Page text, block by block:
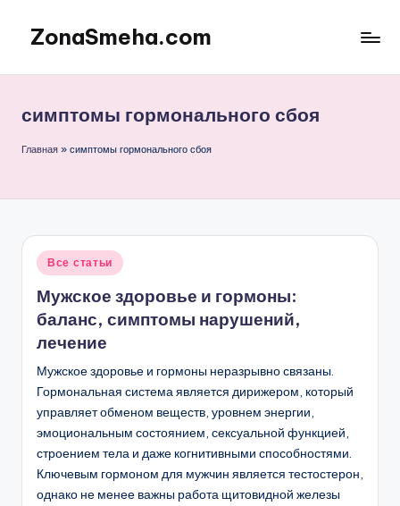
Перейти
содержимому
ZonaSmeha.com
питание
симптомы гормонального сбоя
Главная » симптомы гормонального сбоя
Опубликовано
Все статьи
Мужское здоровье и гормоны:
баланс, симптомы нарушений,
лечение
Мужское здоровье и гормоны неразрывно связаны.
Гормональная система является дирижером, который
управляет обменом веществ, уровнем энергии,
эмоциональным состоянием, сексуальной функцией,
строением тела и даже когнитивными способностями.
Ключевым гормоном для мужчин является тестостерон,
однако не менее важны работа щитовидной железы